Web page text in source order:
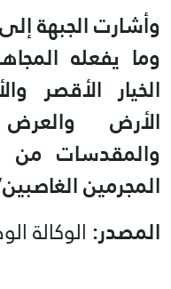
وأشارت الجبهة
وما يفعله
الخيار الأقصر
الأرض
والمقدسات من
المجرمين
المصدر: الوكالة